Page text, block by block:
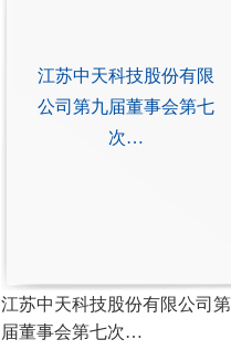
江苏中天科技股份有限
公司第九届董事会第七
次…
江苏中天科技股份有限公司
届董事会第七次…